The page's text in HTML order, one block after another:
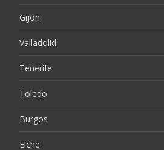
Gijón
Valladolid
Tenerife
Toledo
Burgos
Elche